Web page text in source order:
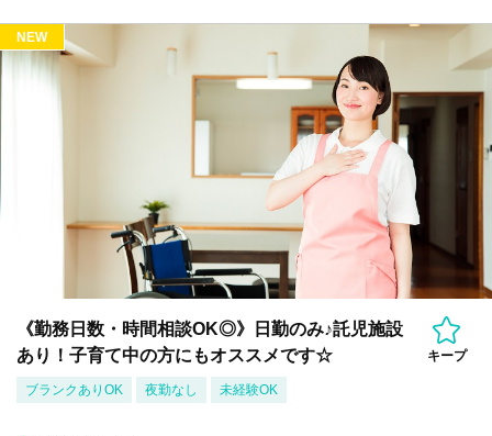
NEW
《勤務日数・時間相談OK◎》日勤のみ♪託児施設
あり！子育て中の方にもオススメです☆
キープ
ブランクありOK 夜勤なし 未経験OK